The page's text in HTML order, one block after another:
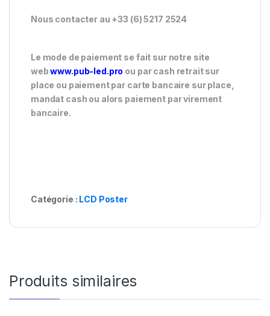
Nous contacter au +33 (6) 5217 2524
Le mode de paiement se fait sur notre site
webwww.pub-led.pro ou par cash retrait sur
place ou paiement par carte bancaire sur place,
mandat cash ou alors paiement par virement
bancaire.
Catégorie : LCD Poster
Produits similaires